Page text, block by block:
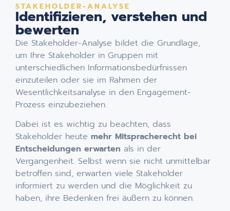
STAKEHOLDER-ANALYSE
Identifizieren, verstehen und
bewerten
Die Stakeholder-Analyse bildet die Grundlage,
um Ihre Stakeholder in Gruppen mit
unterschiedlichen Informationsbedürfnissen
einzuteilen oder sie im Rahmen der
Wesentlichkeitsanalyse in den Engagement-
Prozess einzubeziehen.
Dabei ist es wichtig zu beachten, dass
Stakeholder heute mehr Mitspracherecht bei
Entscheidungen erwarten als in der
Vergangenheit. Selbst wenn sie nicht unmittelbar
betroffen sind, erwarten viele Stakeholder
informiert zu werden und die Möglichkeit zu
haben, ihre Bedenken frei äußern zu können.